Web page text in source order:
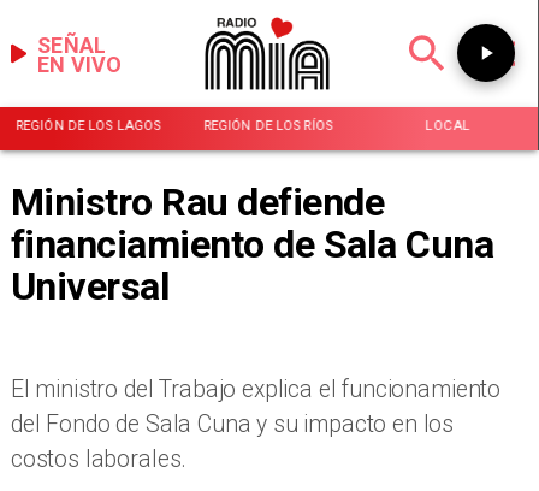
EN VIVO
SEÑAL
REGIÓN DE LOS LAGOS REGIÓN DE LOS RÍOS LOCAL
Ministro Rau defiende
financiamiento de Sala Cuna
Universal
El ministro del Trabajo explica el funcionamiento
del Fondo de Sala Cuna y su impacto en los
costos laborales.